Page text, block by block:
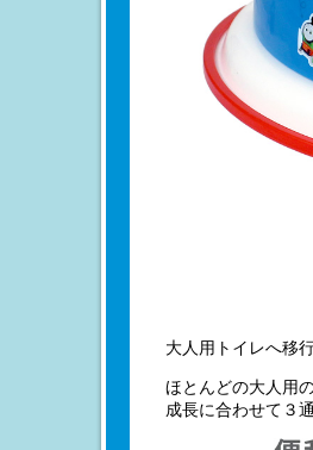
大人用トイレへ移
ほとんどの大人用
成長に合わせて３